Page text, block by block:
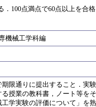
100点満点で60点以上を合格
機械工学科編
限通りに提出すること．実
授業の教科書，ノート等を
学実験の評価について」を